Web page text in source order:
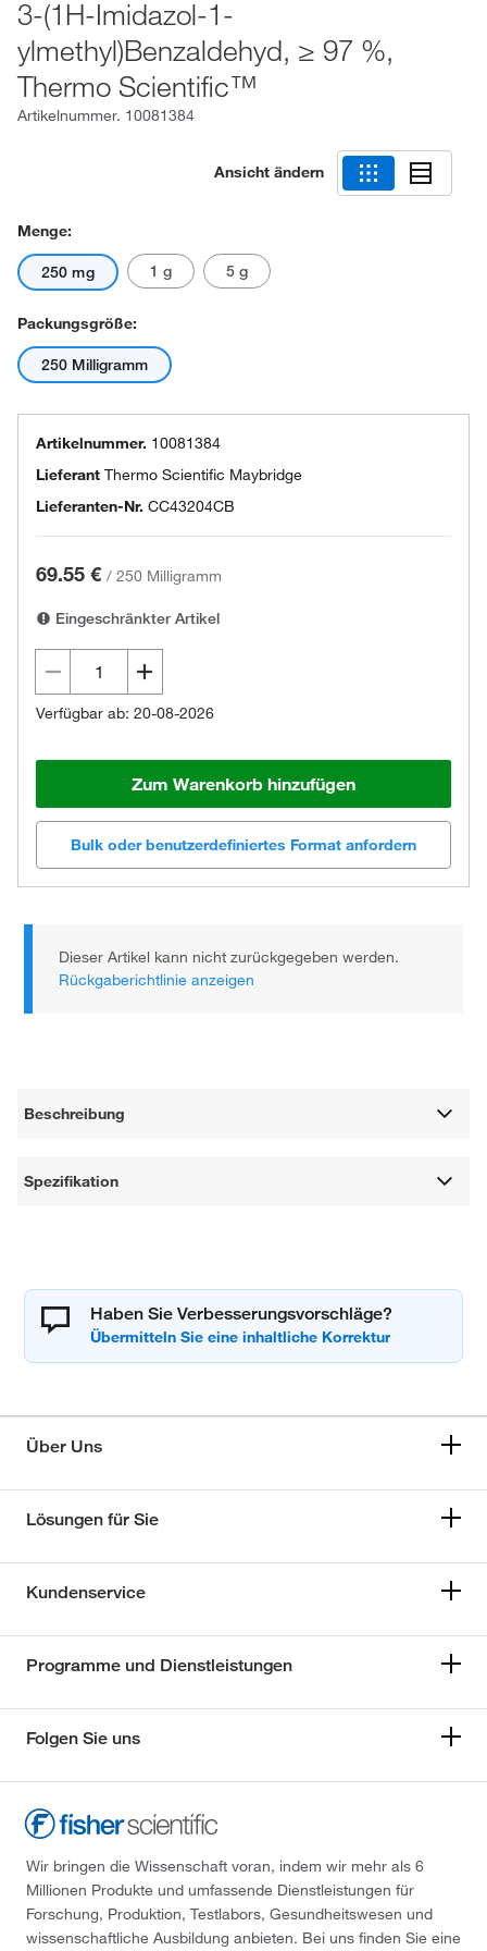
3-(1H-Imidazol-1-
ylmethyl)Benzaldehyd, ≥ 97 %,
Thermo Scientific™
Artikelnummer. 10081384
Ansicht ändern
Menge:
250 mg 1 g 5 g
Packungsgröße:
250 Milligramm
Artikelnummer. 10081384
Lieferant Thermo Scientific Maybridge
Lieferanten-Nr. CC43204CB
69.55 € / 250 Milligramm
Eingeschränkter Artikel
Verfügbar ab: 20-08-2026
Zum Warenkorb hinzufügen
Bulk oder benutzerdefiniertes Format anfordern
Dieser Artikel kann nicht zurückgegeben werden.
Rückgaberichtlinie anzeigen
Beschreibung
Spezifikation
Haben Sie Verbesserungsvorschläge?
Über Uns
Lösungen für Sie
Kundenservice
Programme und Dienstleistungen
Folgen Sie uns
Wir bringen die Wissenschaft voran, indem wir mehr als 6
Millionen Produkte und umfassende Dienstleistungen für
Forschung, Produktion, Testlabors, Gesundheitswesen und
wissenschaftliche Ausbildung anbieten. Bei uns finden Sie eine